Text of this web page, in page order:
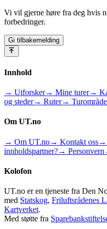
Vi vil gjerne høre fra deg hvis
forbedringer.
Gi tilbakemelding
Innhold
→ Utforsker→ Mine turer→
og steder→ Ruter→
Om UT.no
→ Om UT.no→ Kontakt oss→
innholdspartner?→ Personvern
Kolofon
UT.no er en tjeneste fra Den
med Statskog, Friluftsrådenes
Kartverket.
Med støtte fra